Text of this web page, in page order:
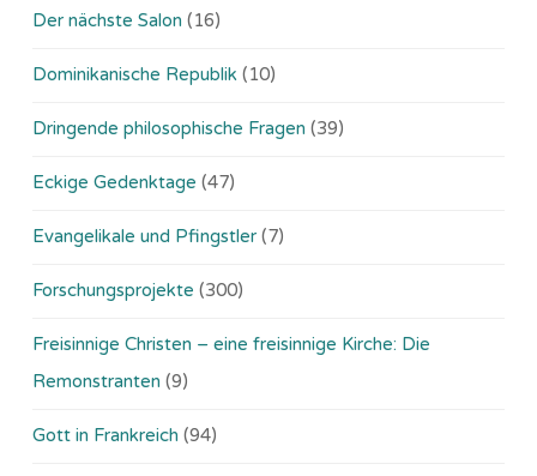
Der nächste Salon (16)
Dominikanische Republik (10)
Dringende philosophische Fragen (39)
Eckige Gedenktage (47)
Evangelikale und Pfingstler (7)
Forschungsprojekte (300)
Freisinnige Christen – eine freisinnige Kirche: Die
Remonstranten (9)
Gott in Frankreich (94)